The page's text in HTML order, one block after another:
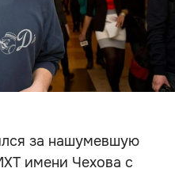
за нашумевшую
имени Чехова с